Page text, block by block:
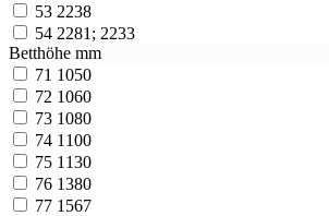
53 2238
54 2281; 2233
Betthöhe mm
71 1050
72 1060
73 1080
74 1100
75 1130
76 1380
77 1567